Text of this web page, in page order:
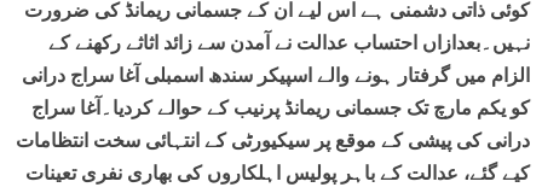
کوئی ذاتی دشمنی ہے اس لیے ان کے جسمانی ریمانڈ کی ضرورت
نہیں۔بعدازاں احتساب عدالت نے آمدن سے زائد اثاثے رکھنے کے
الزام میں گرفتار ہونے والے اسپیکر سندھ اسمبلی آغا سراج درانی
کو یکم مارچ تک جسمانی ریمانڈ پرنیب کے حوالے کردیا۔آغا سراج
درانی کی پیشی کے موقع پر سیکیورٹی کے انتہائی سخت انتظامات
کیے گئے، عدالت کے باہر پولیس اہلکاروں کی بھاری نفری تعینات